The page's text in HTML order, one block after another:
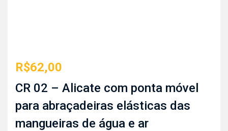
R$62,00
CR 02 – Alicate com ponta móvel
para abraçadeiras elásticas das
mangueiras de água e ar